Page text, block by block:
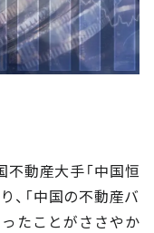
動産大手「中国恒
、「中国の不動産バ
たことがささやか